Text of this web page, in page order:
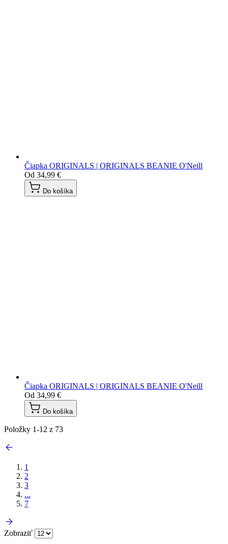
Čiapka ORIGINALS | ORIGINALS BEANIE O'Neill
Od 34,99 €
Do košíka
Čiapka ORIGINALS | ORIGINALS BEANIE O'Neill
Od 34,99 €
Do košíka
Položky 1-12 z 73
1
2
3
...
7
Zobraziť